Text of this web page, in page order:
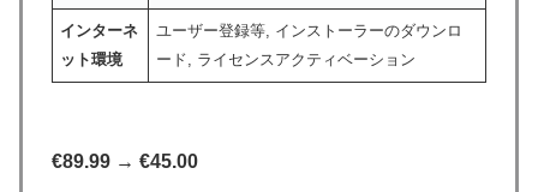
インターネ
ット環境
ユーザー登録等, インストーラーのダウンロ
ード, ライセンスアクティベーション
€89.99 → €45.00